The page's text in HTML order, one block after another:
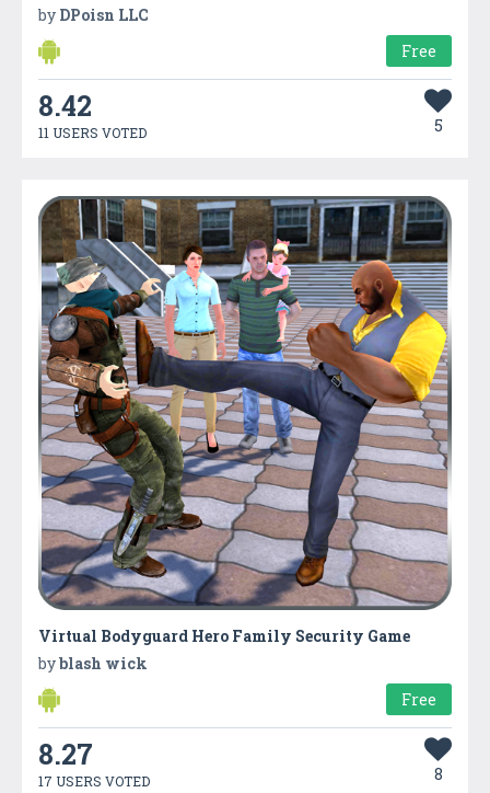
by DPoisn LLC
Free
8.42
11 USERS VOTED 5
Virtual Bodyguard Hero Family Security Game
byblash wick
Free
8.27
17 USERS VOTED 8